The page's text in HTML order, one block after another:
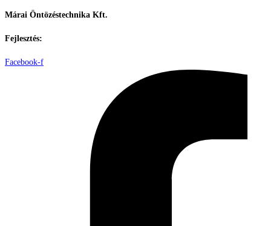
Márai Öntözéstechnika Kft.
Fejlesztés:
Facebook-f